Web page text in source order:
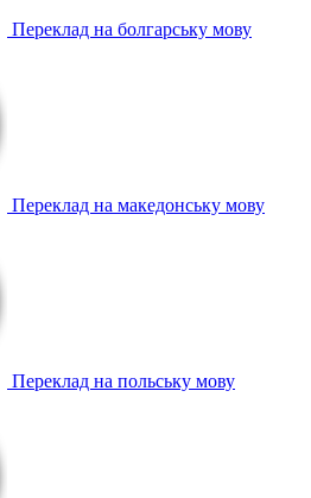
Переклад на болгарську мову
Переклад на македонську мову
Переклад на польську мову